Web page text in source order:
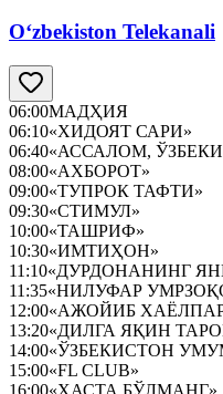
O‘zbekiston Telekanali
06:00МАДҲИЯ
06:10«ХИДОЯТ САРИ»
06:40«АССАЛОМ,
08:00«АХБОРОТ»
09:00«ТУПРОК ТАФТИ»
09:30«СТИМУЛ»
10:00«ТАШРИФ»
10:30«ИМТИҲОН»
11:10«ДУРДОНАНИНГ
11:35«НИЛУФАР
12:00«АЖОЙИБ
13:20«ДИЛГА ЯҚИН
14:00«ЎЗБЕКИСТОН
15:00«FL CLUB»
16:00«ХАСТА БЎЛМАНГ»